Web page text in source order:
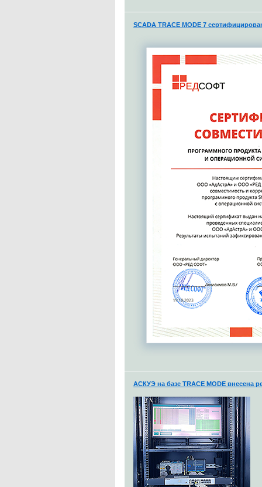
SCADA TRACE MODE 7
АСКУЭ на базе TRACE MODE внесена